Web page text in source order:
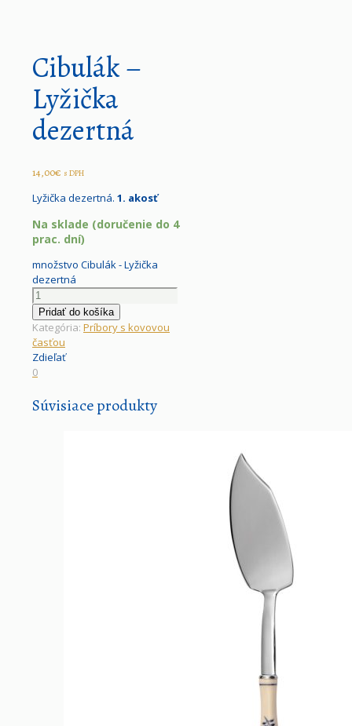
Cibulák –
Lyžička
dezertná
14,00€ s DPH
Lyžička dezertná. 1. akosť
Na sklade (doručenie do 4
prac. dní)
množstvo Cibulák - Lyžička
dezertná
Pridať do košíka
Kategória: Príbory s kovovou
časťou
Zdieľať
0
Súvisiace produkty